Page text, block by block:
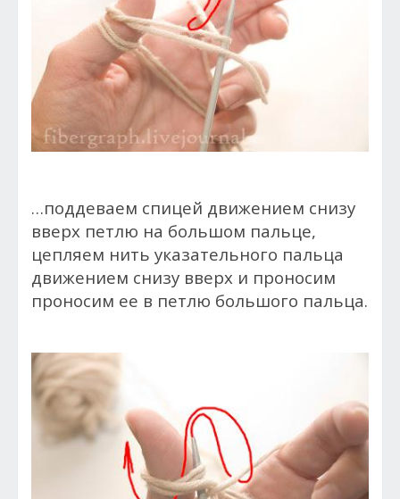
…поддеваем спицей движением снизу
вверх петлю на большом пальце,
цепляем нить указательного пальца
движением снизу вверх и проносим
проносим ее в петлю большого пальца.